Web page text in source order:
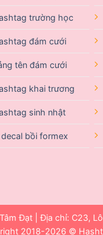
trường học
đám cưới
tên đám cưới
khai trương
sinh nhật
decal bồi formex
Đạt | Địa chỉ: C23,
2018-2026 ©